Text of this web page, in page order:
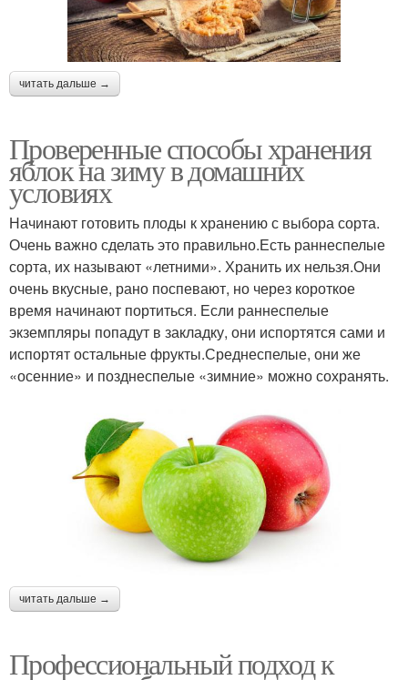
читать дальше →
Проверенные способы хранения
яблок на зиму в домашних
условиях
Начинают готовить плоды к хранению с выбора сорта.
Очень важно сделать это правильно.Есть раннеспелые
сорта, их называют «летними». Хранить их нельзя.Они
очень вкусные, рано поспевают, но через короткое
время начинают портиться. Если раннеспелые
экземпляры попадут в закладку, они испортятся сами и
испортят остальные фрукты.Среднеспелые, они же
«осенние» и позднеспелые «зимние» можно сохранять.
читать дальше →
Профессиональный подход к